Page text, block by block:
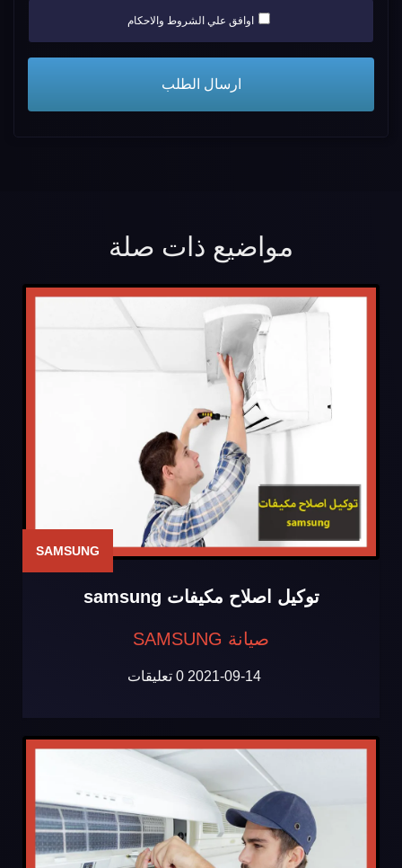
اوافق علي الشروط والاحكام
مواضيع ذات صلة
SAMSUNG
توكيل اصلاح مكيفات samsung
صيانة SAMSUNG
2021-09-14 0 تعليقات